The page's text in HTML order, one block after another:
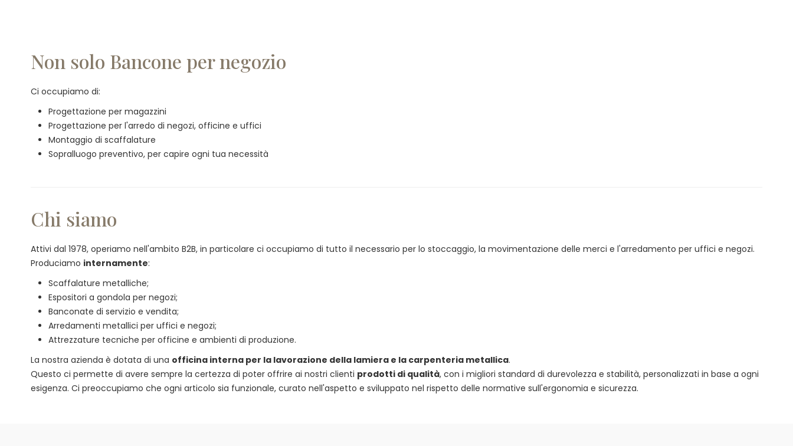
Non solo Bancone per negozio
Ci occupiamo di:
Progettazione per magazzini
Progettazione per l'arredo di negozi, officine e uffici
Montaggio di scaffalature
Sopralluogo preventivo, per capire ogni tua necessità
Chi siamo
Attivi dal 1978, operiamo nell'ambito B2B, in particolare ci occupiamo di tutto il necessario per lo stoccaggio, la movimentazione delle merci e l'arredamento per uffici e negozi.
Produciamo internamente:
Scaffalature metalliche;
Espositori a gondola per negozi;
Banconate di servizio e vendita;
Arredamenti metallici per uffici e negozi;
Attrezzature tecniche per officine e ambienti di produzione.
La nostra azienda è dotata di una officina interna per la lavorazione della lamiera e la carpenteria metallica.
Questo ci permette di avere sempre la certezza di poter offrire ai nostri clienti prodotti di qualità, con i migliori standard di durevolezza e stabilità, personalizzati in base a ogni
esigenza. Ci preoccupiamo che ogni articolo sia funzionale, curato nell'aspetto e sviluppato nel rispetto delle normative sull'ergonomia e sicurezza.